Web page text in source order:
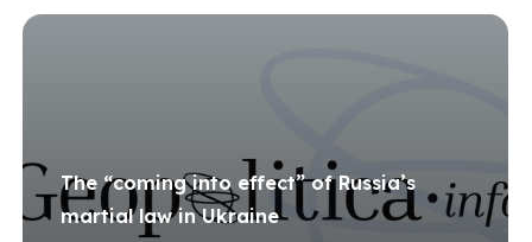
The “coming into effect” of Russia’s
martial law in Ukraine